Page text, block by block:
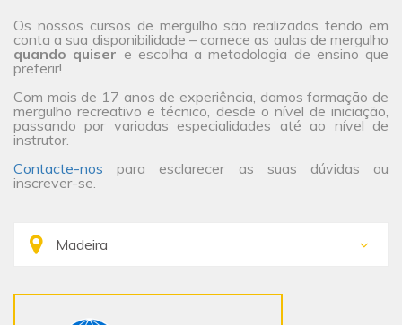
Os nossos cursos de mergulho são realizados tendo em
conta a sua disponibilidade – comece as aulas de mergulho
quando quiser e escolha a metodologia de ensino que
preferir!
Com mais de 17 anos de experiência, damos formação de
mergulho recreativo e técnico, desde o nível de iniciação,
passando por variadas especialidades até ao nível de
instrutor.
Contacte-nos para esclarecer as suas dúvidas ou
inscrever-se.